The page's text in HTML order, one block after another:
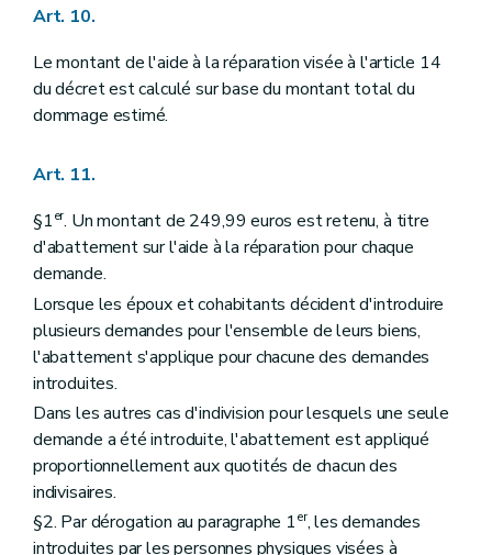
Art. 10.
Le montant de l'aide à la réparation visée à l'article 14
du décret est calculé sur base du montant total du
dommage estimé.
Art. 11.
§1er. Un montant de 249,99 euros est retenu, à titre
d'abattement sur l'aide à la réparation pour chaque
demande.
Lorsque les époux et cohabitants décident d'introduire
plusieurs demandes pour l'ensemble de leurs biens,
l'abattement s'applique pour chacune des demandes
introduites.
Dans les autres cas d'indivision pour lesquels une seule
demande a été introduite, l'abattement est appliqué
proportionnellement aux quotités de chacun des
indivisaires.
§2. Par dérogation au paragraphe 1er, les demandes
introduites par les personnes physiques visées à